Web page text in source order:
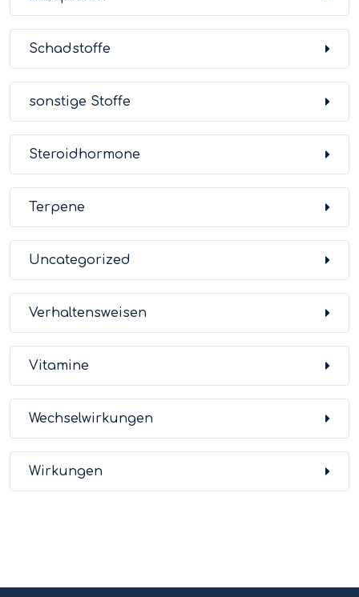
Schadstoffe
sonstige Stoffe
Steroidhormone
Terpene
Uncategorized
Verhaltensweisen
Vitamine
Wechselwirkungen
Wirkungen